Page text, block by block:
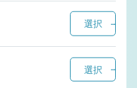
選択
選択